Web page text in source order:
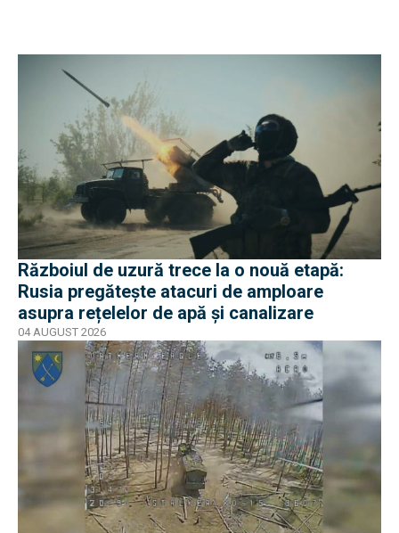
Războiul de uzură trece la o nouă etapă:
Rusia pregătește atacuri de amploare
asupra rețelelor de apă și canalizare
04 AUGUST 2026